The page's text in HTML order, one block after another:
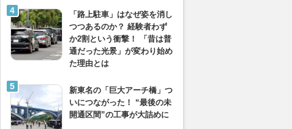
「路上駐車」はなぜ姿を消し
つつあるのか？ 経験者わず
か2割という衝撃！ 「昔は普
通だった光景」が変わり始め
た理由とは
新東名の「巨大アーチ橋」つ
いにつながった！ “最後の未
開通区間”の工事が大詰めに